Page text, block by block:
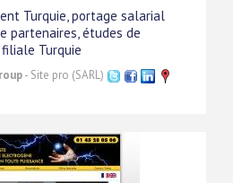
Turquie, portage salarial
partenaires, études de
Turquie
- Site pro (SARL)